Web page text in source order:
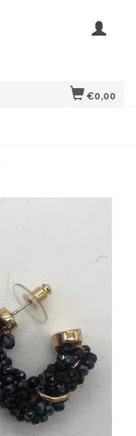
€0,00